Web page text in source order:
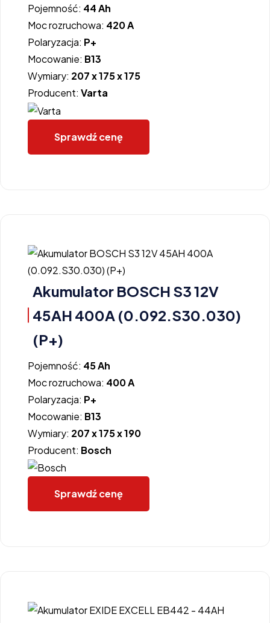
Pojemność: 44 Ah
Moc rozruchowa: 420 A
Polaryzacja: P+
Mocowanie: B13
Wymiary: 207 x 175 x 175
Producent: Varta
Sprawdź cenę
Akumulator BOSCH S3 12V
45AH 400A (0.092.S30.030)
(P+)
Pojemność: 45 Ah
Moc rozruchowa: 400 A
Polaryzacja: P+
Mocowanie: B13
Wymiary: 207 x 175 x 190
Producent: Bosch
Sprawdź cenę